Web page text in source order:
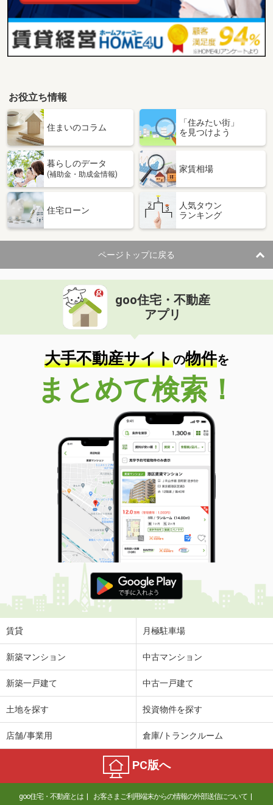
お役立ち情報
住まいのコラム
「住みたい街」
を見つけよう
暮らしのデータ
(補助金・助成金情報)
家賃相場
住宅ローン
人気タウン
ランキング
ページトップに戻る
goo住宅・不動産
アプリ
大手不動産サイトの物件を
まとめて検索！
賃貸 月極駐車場
新築マンション 中古マンション
新築一戸建て 中古一戸建て
土地を探す 投資物件を探す
店舗/事業用 倉庫/トランクルーム
PC版へ
goo住宅・不動産とは お客さまご利用端末からの情報の外部送信について